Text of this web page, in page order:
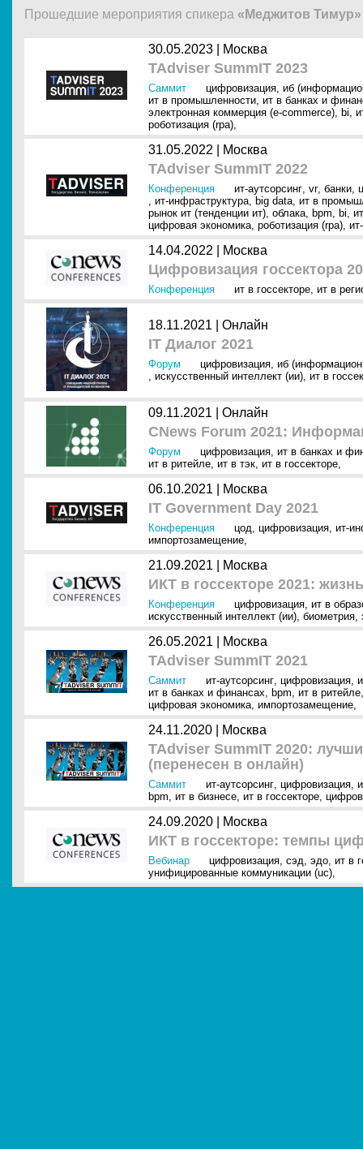
Прошедшие мероприятия спикера «Меджитов Тимур»
30.05.2023 | Москва
TAdviser SummIT 2023
Саммит цифровизация, иб
ит в промышленности, ит в банках и
электронная коммерция (e-commerce), bi,
роботизация (rpa),
31.05.2022 | Москва
TAdviser SummIT 2022
Конференция ит-аутсорсинг, vr, банки,
, ит-инфраструктура, big data, ит в
рынок ит (тенденции ит), облака, bpm, bi,
цифровая экономика, роботизация (rpa),
14.04.2022 | Москва
Цифровизация госсектора
Конференция ит в госсекторе, ит в
18.11.2021 | Онлайн
IT Диалог 2021
Форум цифровизация, иб
, искусственный интеллект (ии), ит в
09.11.2021 | Онлайн
CNews Forum 2021:
Форум цифровизация, ит в банках и
ит в ритейле, ит в тэк, ит в госсекторе,
06.10.2021 | Москва
IT Government Day 2021
Конференция цод, цифровизация, ит-
импортозамещение,
21.09.2021 | Москва
ИКТ в госсекторе 2021:
Конференция цифровизация, ит в
искусственный интеллект (ии), биометрия,
26.05.2021 | Москва
TAdviser SummIT 2021
Саммит ит-аутсорсинг, цифровизация,
ит в банках и финансах, bpm, ит в ритейле
цифровая экономика, импортозамещение,
24.11.2020 | Москва
TAdviser SummIT 2020:
(перенесен в онлайн)
Саммит ит-аутсорсинг, цифровизация,
bpm, ит в бизнесе, ит в госсекторе,
24.09.2020 | Москва
ИКТ в госсекторе: темпы
Вебинар цифровизация, сэд, эдо, ит в
унифицированные коммуникации (uc),